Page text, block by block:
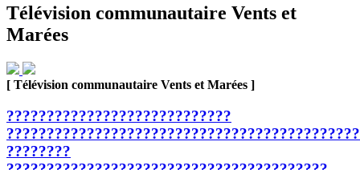
Télévision communautaire Vents et
Marées
[ Télévision communautaire Vents et Marées ]
????????????????????????????
????????